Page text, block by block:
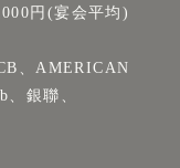
円(宴会平均)
、AMERICAN
銀聯、